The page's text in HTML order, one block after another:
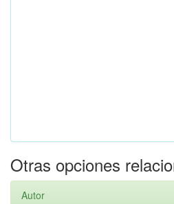
Otras opciones
Autor